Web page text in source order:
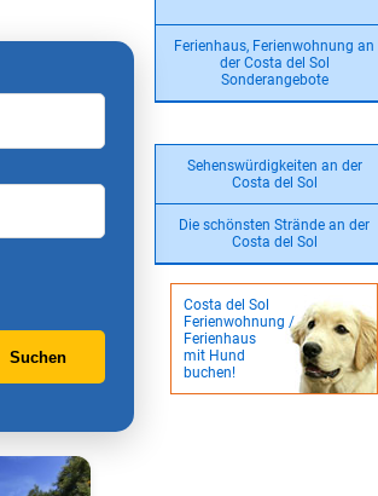
Ferienhaus, Ferienwohnung an
der Costa del Sol
Sonderangebote
Sehenswürdigkeiten an der
Costa del Sol
Die schönsten Strände an der
Costa del Sol
Costa del Sol
Ferienwohnung /
Ferienhaus
mit Hund
buchen!
Suchen